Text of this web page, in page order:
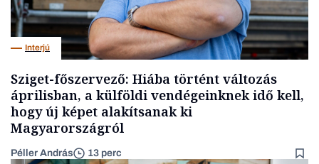
Interjú
Sziget-főszervező: Hiába történt változás
áprilisban, a külföldi vendégeinknek idő kell,
hogy új képet alakítsanak ki
Magyarországról
Péller András 13 perc